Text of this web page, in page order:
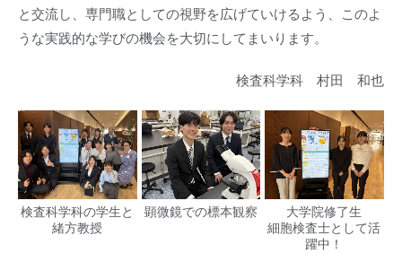
と交流し、専門職としての視野を広げていけるよう、このよ
うな実践的な学びの機会を大切にしてまいります。
検査科学科 村田 和也
検査科学科の学生と
緒方教授
顕微鏡での標本観察
大学院修了生
細胞検査士として活
躍中！